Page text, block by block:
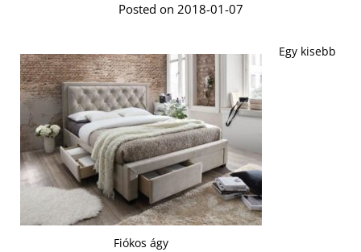
Posted on 2018-01-07
Fiókos ágy
Egy kisebb